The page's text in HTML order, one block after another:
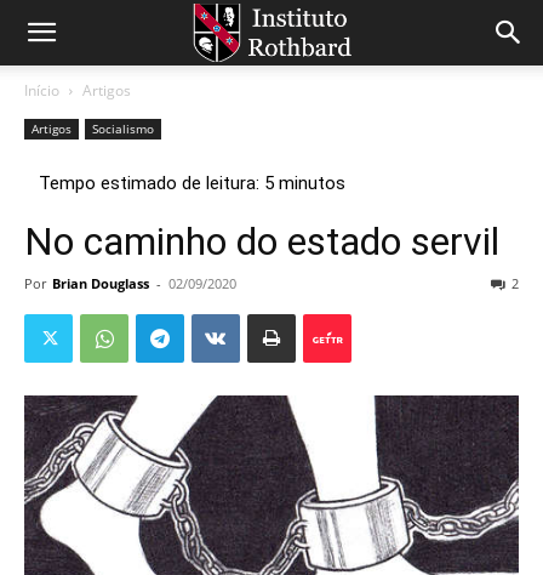
Início Artigos
Artigos Socialismo
No caminho do estado servil
Por Brian Douglass - 02/09/2020 2